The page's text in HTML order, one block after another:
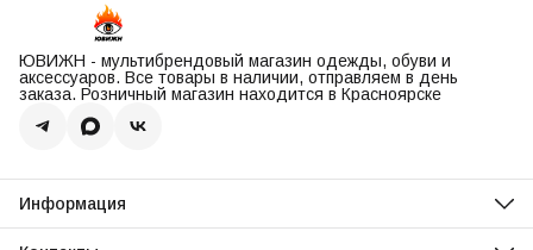
ЮВИЖН - мультибрендовый магазин одежды, обуви и
аксессуаров. Все товары в наличии, отправляем в день
заказа. Розничный магазин находится в Красноярске
Информация